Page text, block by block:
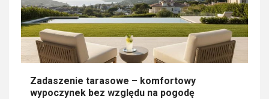
Zadaszenie tarasowe – komfortowy
wypoczynek bez względu na pogodę